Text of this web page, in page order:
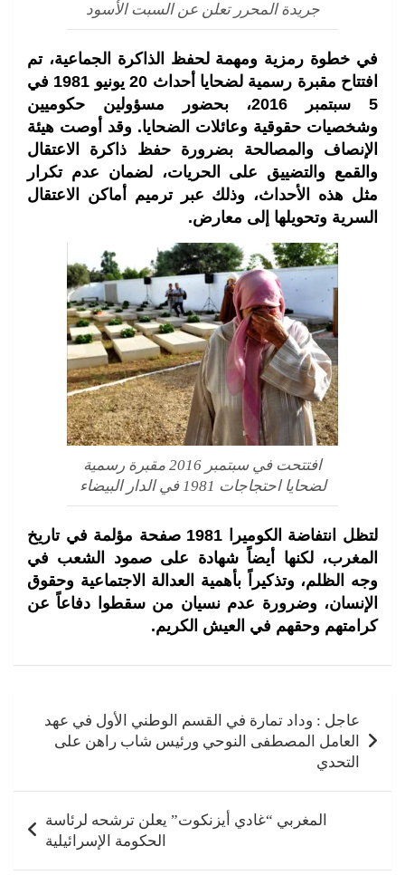
جريدة المحرر تعلن عن السبت الأسود
في خطوة رمزية ومهمة لحفظ الذاكرة الجماعية، تم
افتتاح مقبرة رسمية لضحايا أحداث 20 يونيو 1981 في
5 سبتمبر 2016، بحضور مسؤولين حكوميين
وشخصيات حقوقية وعائلات الضحايا. وقد أوصت هيئة
الإنصاف والمصالحة بضرورة حفظ ذاكرة الاعتقال
والقمع والتضييق على الحريات، لضمان عدم تكرار
مثل هذه الأحداث، وذلك عبر ترميم أماكن الاعتقال
السرية وتحويلها إلى معارض.
افتتحت في سبتمبر 2016 مقبرة رسمية
لضحايا احتجاجات 1981 في الدار البيضاء
لتظل انتفاضة الكوميرا 1981 صفحة مؤلمة في تاريخ
المغرب، لكنها أيضاً شهادة على صمود الشعب في
وجه الظلم، وتذكيراً بأهمية العدالة الاجتماعية وحقوق
الإنسان، وضرورة عدم نسيان من سقطوا دفاعاً عن
كرامتهم وحقهم في العيش الكريم.
المقالاتعاجل : وداد تمارة في القسم الوطني الأول في عهد
العامل المصطفى النوحي ورئيس شاب راهن على
التحدي
المغربي “غادي أيزنكوت” يعلن ترشحه لرئاسة
الحكومة الإسرائيلية